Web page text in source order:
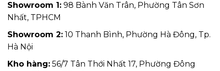
Showroom 1: 98 Bành Văn Trân, Phường Tân Sơn
Nhất, TPHCM
Showroom 2: 10 Thanh Bình, Phường Hà Đông, Tp.
Hà Nội
Kho hàng: 56/7 Tân Thới Nhất 17, Phường Đông